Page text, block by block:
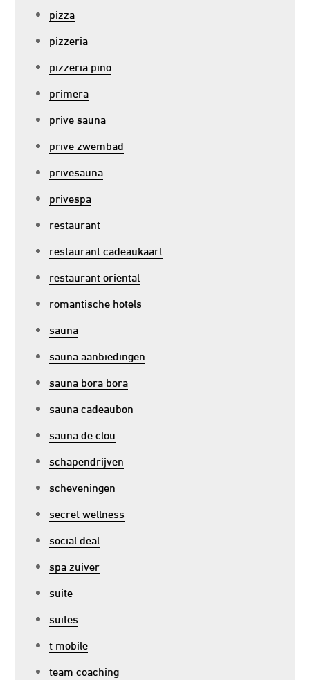
pizza
pizzeria
pizzeria pino
primera
prive sauna
prive zwembad
privesauna
privespa
restaurant
restaurant cadeaukaart
restaurant oriental
romantische hotels
sauna
sauna aanbiedingen
sauna bora bora
sauna cadeaubon
sauna de clou
schapendrijven
scheveningen
secret wellness
social deal
spa zuiver
suite
suites
t mobile
team coaching